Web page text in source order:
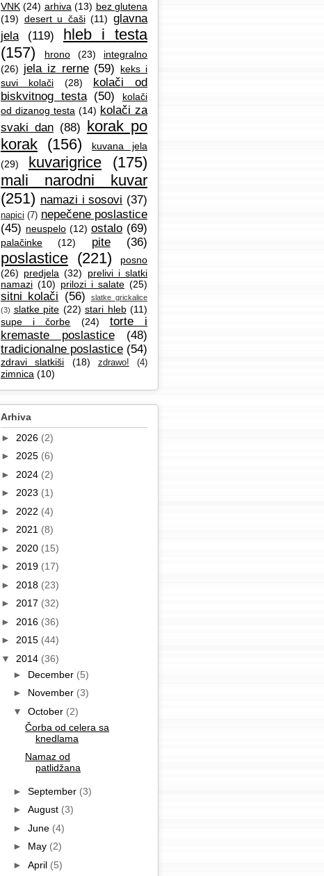
VNK (24) arhiva (13) bez glutena
(19) desert u čaši (11) glavna
jela
(119)
hleb i testa
(157)
hrono (23)
integralno
(26) jela iz rerne (59)
keks i
suvi kolači
(28)
kolači od
biskvitnog testa (50)
kolači
od dizanog testa (14) kolači za
svaki dan (88) korak po
korak (156)
kuvana jela
(29)
kuvarigrice
(175)
mali narodni kuvar
(251) namazi i sosovi (37)
napici (7) nepečene poslastice
(45) neuspelo (12) ostalo (69)
palačinke (12) pite (36)
poslastice (221)
posno
(26) predjela (32)
prelivi i slatki
namazi (10) prilozi i salate (25)
sitni kolači (56)
slatke grickalice
(3) slatke pite (22) stari hleb (11)
supe i čorbe
(24)
torte i
kremaste poslastice
(48)
tradicionalne poslastice (54)
zdravi slatkiši (18) zdrawo! (4)
zimnica (10)
Arhiva
► 2026 (2)
► 2025 (6)
► 2024 (2)
► 2023 (1)
► 2022 (4)
► 2021 (8)
► 2020 (15)
► 2019 (17)
► 2018 (23)
► 2017 (32)
► 2016 (36)
► 2015 (44)
▼ 2014 (36)
► December (5)
► November (3)
▼ October (2)
Čorba od celera sa
knedlama
Namaz od
patlidžana
► September (3)
► August (3)
► June (4)
► May (2)
► April (5)